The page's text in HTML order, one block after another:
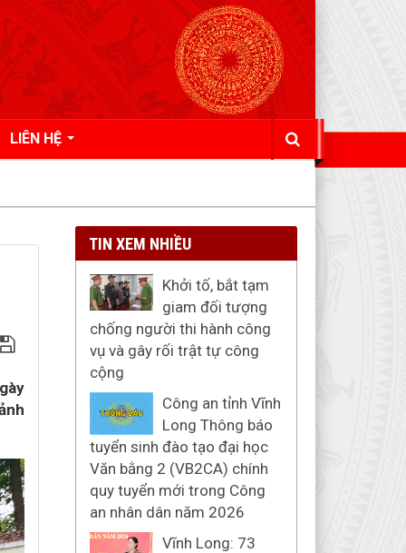
LIÊN HỆ
TIN XEM NHIỀU
Khởi tố, bắt tạm
giam đối tượng
chống người thi hành công
vụ và gây rối trật tự công
cộng
Công an tỉnh Vĩnh
Long Thông báo
tuyển sinh đào tạo đại học
Văn bằng 2 (VB2CA) chính
quy tuyển mới trong Công
an nhân dân năm 2026
Vĩnh Long: 73